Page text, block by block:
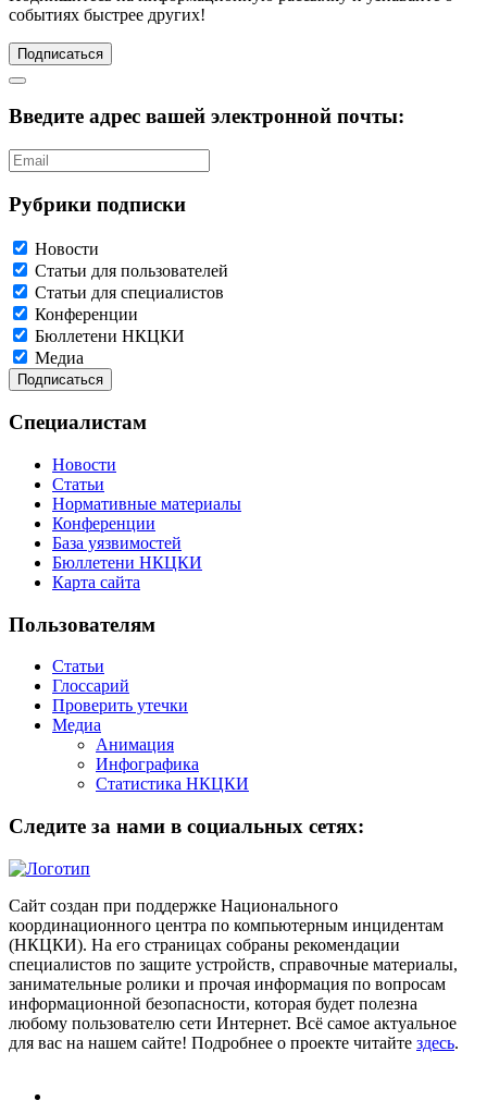
событиях быстрее других!
Подписаться
Введите адрес вашей электронной почты:
Рубрики подписки
Новости
Статьи для пользователей
Статьи для специалистов
Конференции
Бюллетени НКЦКИ
Медиа
Специалистам
Новости
Статьи
Нормативные материалы
Конференции
База уязвимостей
Бюллетени НКЦКИ
Карта сайта
Пользователям
Статьи
Глоссарий
Проверить утечки
Медиа
Анимация
Инфографика
Статистика НКЦКИ
Следите за нами в социальных сетях:
Сайт создан при поддержке Национального
координационного центра по компьютерным инцидентам
(НКЦКИ). На его страницах собраны рекомендации
специалистов по защите устройств, справочные материалы,
занимательные ролики и прочая информация по вопросам
информационной безопасности, которая будет полезна
любому пользователю сети Интернет. Всё самое актуальное
для вас на нашем сайте! Подробнее о проекте читайте здесь.